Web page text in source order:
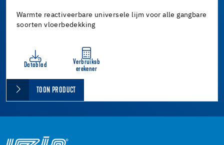
Warmte reactiveerbare universele lijm voor alle gangbare
soorten vloerbedekking
Datablad
Verbruiksb
erekener
TOON PRODUCT